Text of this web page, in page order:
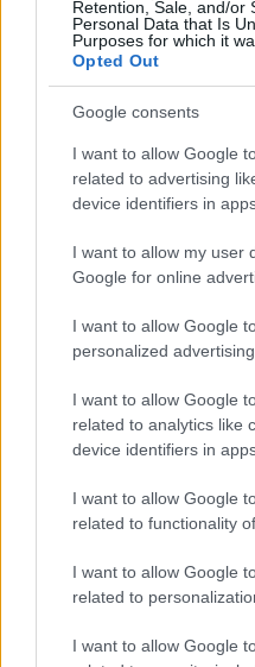
Retention, Sale, and/or
Personal Data that Is
Purposes for which it
Opted Out
Google consents
I want to allow Google
related to advertising
device identifiers in
I want to allow my user
Google for online
I want to allow Google
personalized advertising.
I want to allow Google
related to analytics like
device identifiers in
I want to allow Google
related to functionality
I want to allow Google
related to
I want to allow Google
AUTORE
Redazione